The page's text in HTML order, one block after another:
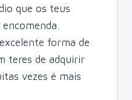
que os teus
forma de
teres de adquirir
vezes é mais